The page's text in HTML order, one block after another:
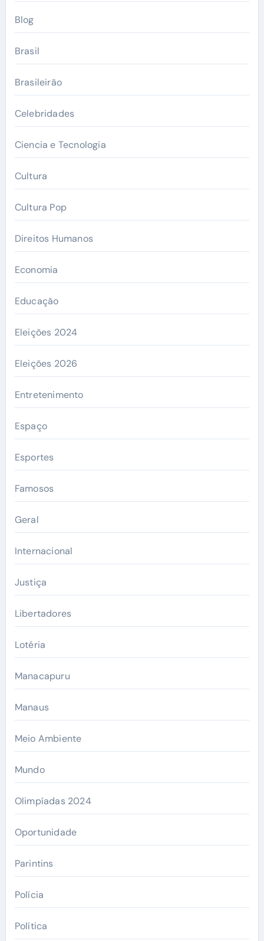
Blog
Brasil
Brasileirão
Celebridades
Ciencia e Tecnologia
Cultura
Cultura Pop
Direitos Humanos
Economia
Educação
Eleições 2024
Eleições 2026
Entretenimento
Espaço
Esportes
Famosos
Geral
Internacional
Justiça
Libertadores
Lotéria
Manacapuru
Manaus
Meio Ambiente
Mundo
Olimpíadas 2024
Oportunidade
Parintins
Polícia
Política